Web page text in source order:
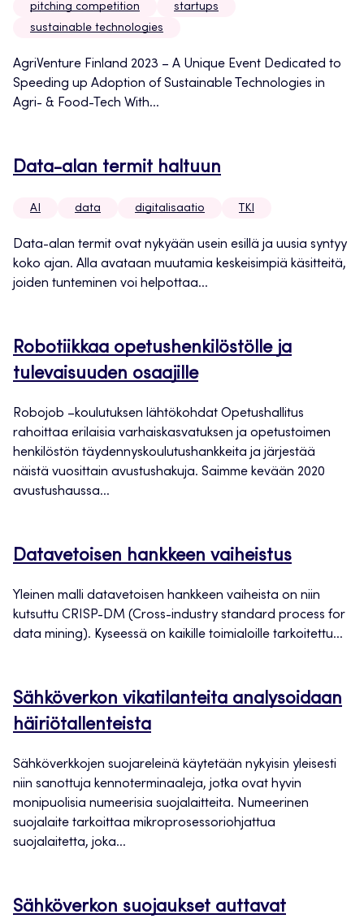
pitching competition
startups
sustainable technologies
AgriVenture Finland 2023 – A Unique Event Dedicated to
Speeding up Adoption of Sustainable Technologies in
Agri- & Food-Tech With...
Data-alan termit haltuun
AI data digitalisaatio TKI
Data-alan termit ovat nykyään usein esillä ja uusia syntyy
koko ajan. Alla avataan muutamia keskeisimpiä käsitteitä,
joiden tunteminen voi helpottaa...
Robotiikkaa opetushenkilöstölle ja
tulevaisuuden osaajille
Robojob –koulutuksen lähtökohdat Opetushallitus
rahoittaa erilaisia varhaiskasvatuksen ja opetustoimen
henkilöstön täydennyskoulutushankkeita ja järjestää
näistä vuosittain avustushakuja. Saimme kevään 2020
avustushaussa...
Datavetoisen hankkeen vaiheistus
Yleinen malli datavetoisen hankkeen vaiheista on niin
kutsuttu CRISP-DM (Cross-industry standard process for
data mining). Kyseessä on kaikille toimialoille tarkoitettu...
Sähköverkon vikatilanteita analysoidaan
häiriötallenteista
Sähköverkkojen suojareleinä käytetään nykyisin yleisesti
niin sanottuja kennoterminaaleja, jotka ovat hyvin
monipuolisia numeerisia suojalaitteita. Numeerinen
suojalaite tarkoittaa mikroprosessoriohjattua
suojalaitetta, joka...
Sähköverkon suojaukset auttavat